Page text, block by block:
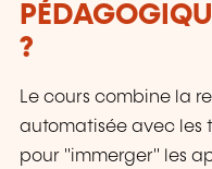
?
Le cours combine la
automatisée avec les
pour "immerger" les